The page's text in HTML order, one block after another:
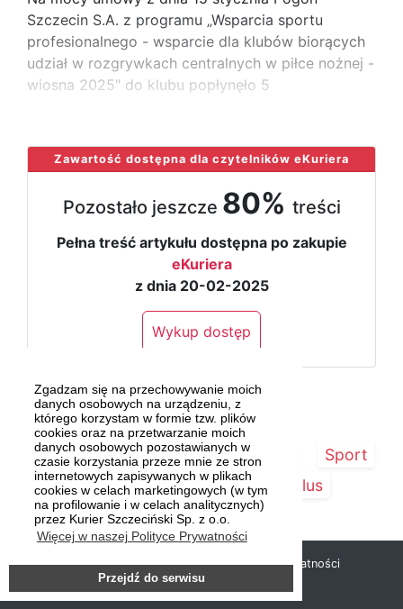
Zgadzam się na przechowywanie moich
danych osobowych na urządzeniu, z
którego korzystam w formie tzw. plików
cookies oraz na przetwarzanie moich
danych osobowych pozostawianych w
czasie korzystania przeze mnie ze stron
internetowych zapisywanych w plikach
cookies w celach marketingowych (w tym
na profilowanie i w celach analitycznych)
przez Kurier Szczeciński Sp. z o.o.
Więcej w naszej Polityce Prywatności
Przejdź do serwisu
Szczecin S.A. z programu „Wsparcia sportu
profesionalnego - wsparcie dla klubów biorących
udział w rozgrywkach centralnych w piłce nożnej -
wiosna 2025" do klubu popłynęło 5
Zawartość dostępna dla czytelników eKuriera
Pozostało jeszcze 80% treści
Pełna treść artykułu dostępna po zakupie
eKuriera
z dnia 20-02-2025
Wykup dostęp
Strona główna Szczecin/Region
Sport
Kultura
Kurier Plus
Copyright © 2019 Kurier Szczeciński |Polityka prywatności